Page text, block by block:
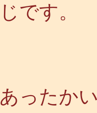
じです。
あったか